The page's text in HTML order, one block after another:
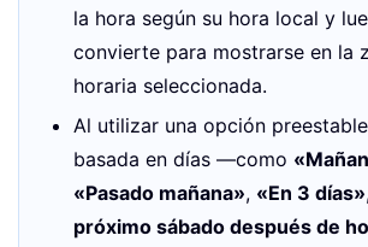
la hora según su hora local y
convierte para mostrarse en la
horaria seleccionada.
Al utilizar una opción
basada en días —como
«Pasado mañana», «En 3 días»
próximo sábado después de